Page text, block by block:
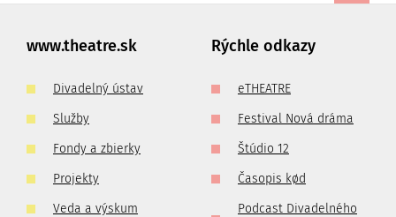
www.theatre.sk
Divadelný ústav
Služby
Fondy a zbierky
Projekty
Veda a výskum
Rýchle odkazy
eTHEATRE
Festival Nová dráma
Štúdio 12
Časopis kød
Podcast Divadelného